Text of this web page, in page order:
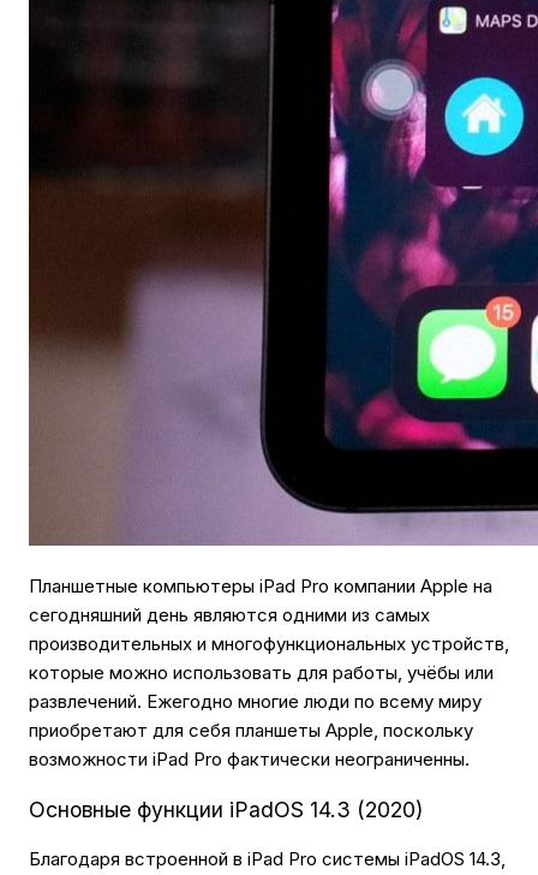
Планшетные компьютеры iPad Pro компании Apple на
сегодняшний день являются одними из самых
производительных и многофункциональных устройств,
которые можно использовать для работы, учёбы или
развлечений. Ежегодно многие люди по всему миру
приобретают для себя планшеты Apple, поскольку
возможности iPad Pro фактически неограниченны.
Основные функции iPadOS 14.3 (2020)
Благодаря встроенной в iPad Pro системы iPadOS 14.3,